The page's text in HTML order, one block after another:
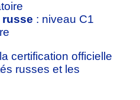
russe : niveau C1
certification officielle
russes et les